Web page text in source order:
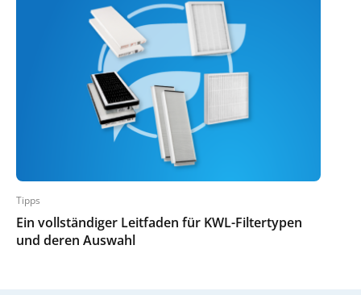
Tipps
Ein vollständiger Leitfaden für KWL-Filtertypen
und deren Auswahl